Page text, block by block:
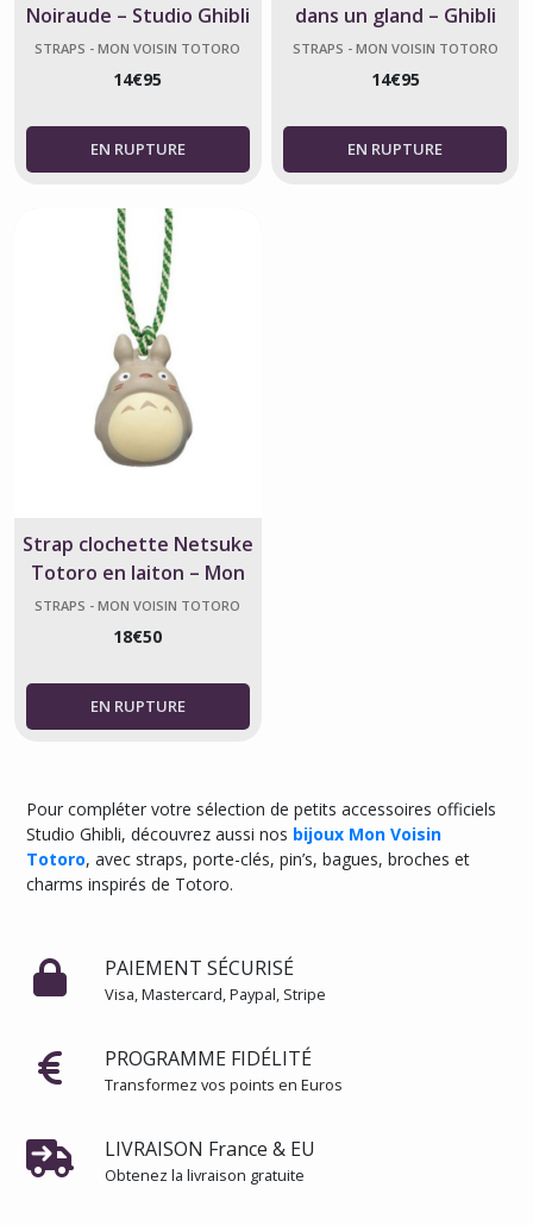
Noiraude – Studio Ghibli
officiel
STRAPS - MON VOISIN TOTORO
14€95
dans un gland – Ghibli
officiel
STRAPS - MON VOISIN TOTORO
14€95
Strap clochette Netsuke
Totoro en laiton – Mon
voisin Totoro
STRAPS - MON VOISIN TOTORO
18€50
Pour compléter votre sélection de petits accessoires officiels
Studio Ghibli, découvrez aussi nos bijoux Mon Voisin
Totoro, avec straps, porte-clés, pin’s, bagues, broches et
charms inspirés de Totoro.
PAIEMENT SÉCURISÉ
Visa, Mastercard, Paypal, Stripe
PROGRAMME FIDÉLITÉ
Transformez vos points en Euros
LIVRAISON France & EU
Obtenez la livraison gratuite